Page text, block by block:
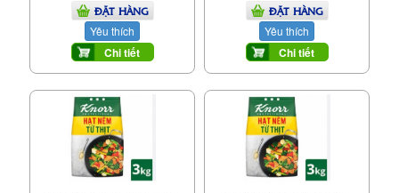
ĐẶT HÀNG
Yêu thích
Chi tiết
ĐẶT HÀNG
Yêu thích
Chi tiết